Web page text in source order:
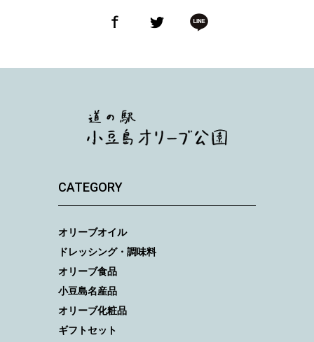
CATEGORY
オリーブオイル
ドレッシング・調味料
オリーブ食品
小豆島名産品
オリーブ化粧品
ギフトセット